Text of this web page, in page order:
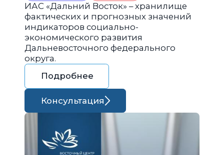
ИАС «Дальний Восток» – хранилище
фактических и прогнозных значений
индикаторов социально-
экономического развития
Дальневосточного федерального
округа.
Подробнее
Консультация